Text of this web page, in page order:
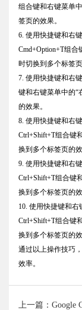
组合键和右键菜单
签页的效果。
6. 使用快捷键和右
Cmd+Option+T组
时切换到多个标签页
7. 使用快捷键和右
键和右键菜单中的“
的效果。
8. 使用快捷键和右
Ctrl+Shift+T组合键
换到多个标签页的效
9. 使用快捷键和右
Ctrl+Shift+T组合键
换到多个标签页的效
10. 使用快捷键和
Ctrl+Shift+T组合键
换到多个标签页的效
通过以上操作技巧
效率。
上一篇：